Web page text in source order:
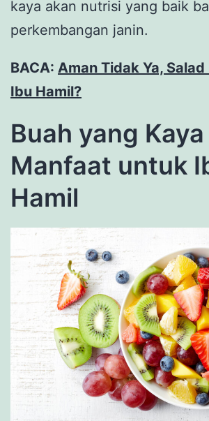
kaya akan nutrisi yang baik
perkembangan janin.
BACA: Aman Tidak Ya,
Ibu Hamil?
Buah yang Kaya
Manfaat untuk
Hamil